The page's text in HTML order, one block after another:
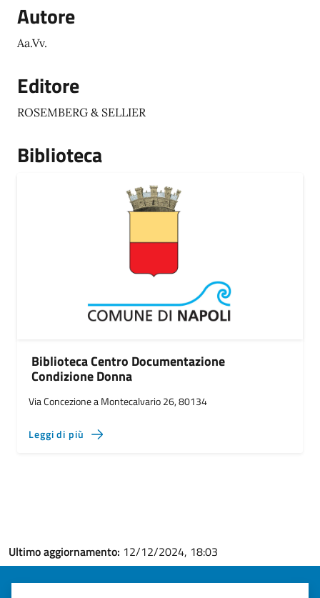
Autore
Aa.Vv.
Editore
ROSEMBERG & SELLIER
Biblioteca
Biblioteca Centro Documentazione
Condizione Donna
Via Concezione a Montecalvario 26, 80134
Leggi di più
Ultimo aggiornamento: 12/12/2024, 18:03